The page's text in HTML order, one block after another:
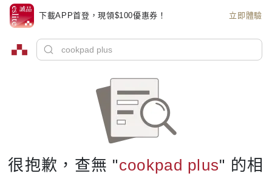
下載APP首登，現領$100優惠券！ 立即體驗
很抱歉，查無 "cookpad plus" 的相